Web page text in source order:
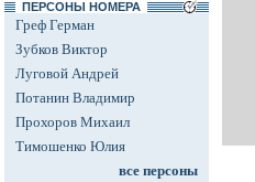
ПЕРСОНЫ НОМЕРА
Греф Герман
Зубков Виктор
Луговой Андрей
Потанин Владимир
Прохоров Михаил
Тимошенко Юлия
все персоны